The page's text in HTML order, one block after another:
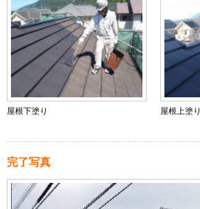
屋根下塗り 屋根上塗り
完了写真